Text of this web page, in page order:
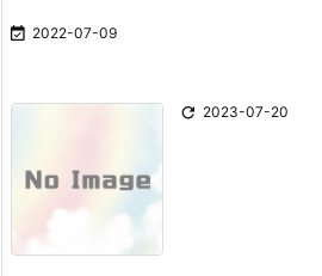
 2022-07-09
 2023-07-20